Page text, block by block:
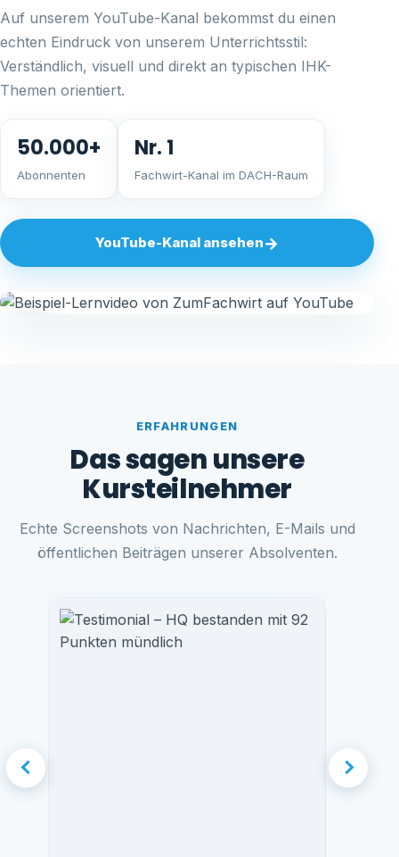
Auf unserem YouTube-Kanal bekommst du einen
echten Eindruck von unserem Unterrichtsstil:
Verständlich, visuell und direkt an typischen IHK-
Themen orientiert.
50.000+
Abonnenten
Nr. 1
Fachwirt-Kanal im DACH-Raum
YouTube-Kanal ansehen→
ERFAHRUNGEN
Das sagen unsere
Kursteilnehmer
Echte Screenshots von Nachrichten, E-Mails und
öffentlichen Beiträgen unserer Absolventen.